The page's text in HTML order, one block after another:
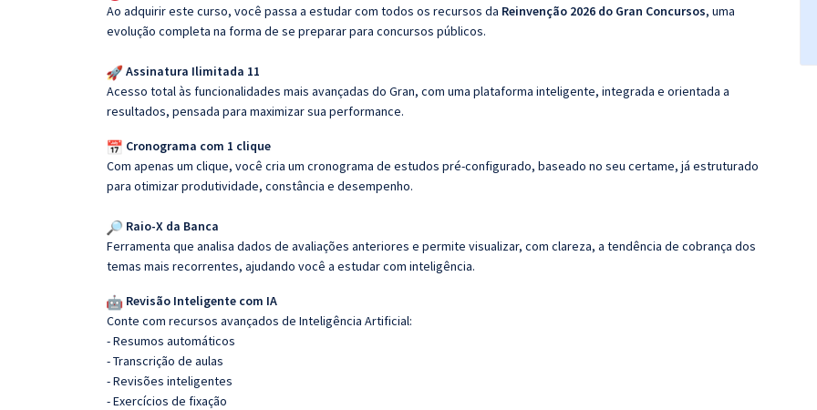
Ao adquirir este curso, você passa a estudar com todos os recursos da Reinvenção 2026 do Gran Concursos, uma
evolução completa na forma de se preparar para concursos públicos.
Assinatura Ilimitada 11
Acesso total às funcionalidades mais avançadas do Gran, com uma plataforma inteligente, integrada e orientada a
resultados, pensada para maximizar sua performance.
Cronograma com 1 clique
Com apenas um clique, você cria um cronograma de estudos pré-configurado, baseado no seu certame, já estruturado
para otimizar produtividade, constância e desempenho.
Raio-X da Banca
Ferramenta que analisa dados de avaliações anteriores e permite visualizar, com clareza, a tendência de cobrança dos
temas mais recorrentes, ajudando você a estudar com inteligência.
Revisão Inteligente com IA
Conte com recursos avançados de Inteligência Artificial:
- Resumos automáticos
- Transcrição de aulas
- Revisões inteligentes
- Exercícios de fixação